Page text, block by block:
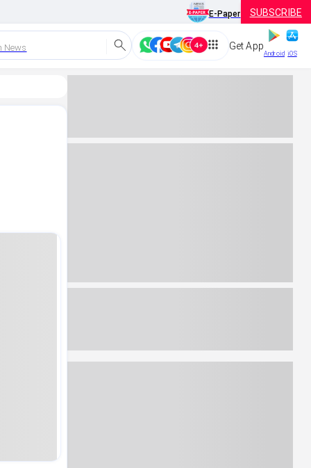
E-Paper SUBSCRIBE
News Get App
Android iOS